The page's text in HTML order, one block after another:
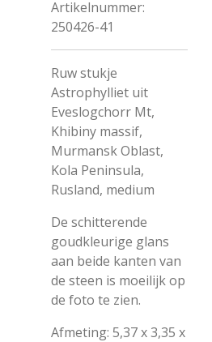
Artikelnummer:
250426-41
Ruw stukje
Astrophylliet uit
Eveslogchorr Mt,
Khibiny massif,
Murmansk Oblast,
Kola Peninsula,
Rusland, medium
De schitterende
goudkleurige glans
aan beide kanten van
de steen is moeilijk op
de foto te zien.
Afmeting: 5,37 x 3,35 x